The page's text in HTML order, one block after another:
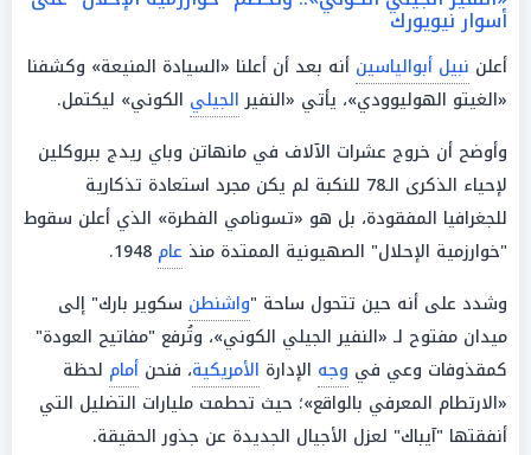
أسوار نيويورك
أعلن نبيل أبوالياسين أنه بعد أن أعلنا «السيادة المنيعة» وكشفنا
«الغيتو الهوليوودي»، يأتي «النفيرالجيلي الكوني» ليكتمل.
وأوضح أن خروج عشرات الآلاف في مانهاتن وباي ريدج ببروكلين
لإحياء الذكرى الـ78 للنكبة لم يكن مجرد استعادة تذكارية
للجغرافيا المفقودة، بل هو «تسونامي الفطرة» الذي أعلن سقوط
"خوارزمية الإحلال" الصهيونية الممتدة منذ عام
وشدد على أنه حين تتحول ساحة "واشنطن سكوير بارك" إلى
ميدان مفتوح لـ «النفير الجيلي الكوني»، وتُرفع "مفاتيح العودة"
كمقذوفات وعي في وجه الإدارة الأمريكية، فنحن أمام لحظة
«الارتطام المعرفي بالواقع»؛ حيث تحطمت مليارات التضليل التي
أنفقتها "آيباك" لعزل الأجيال الجديدة عن جذور الحقيقة.